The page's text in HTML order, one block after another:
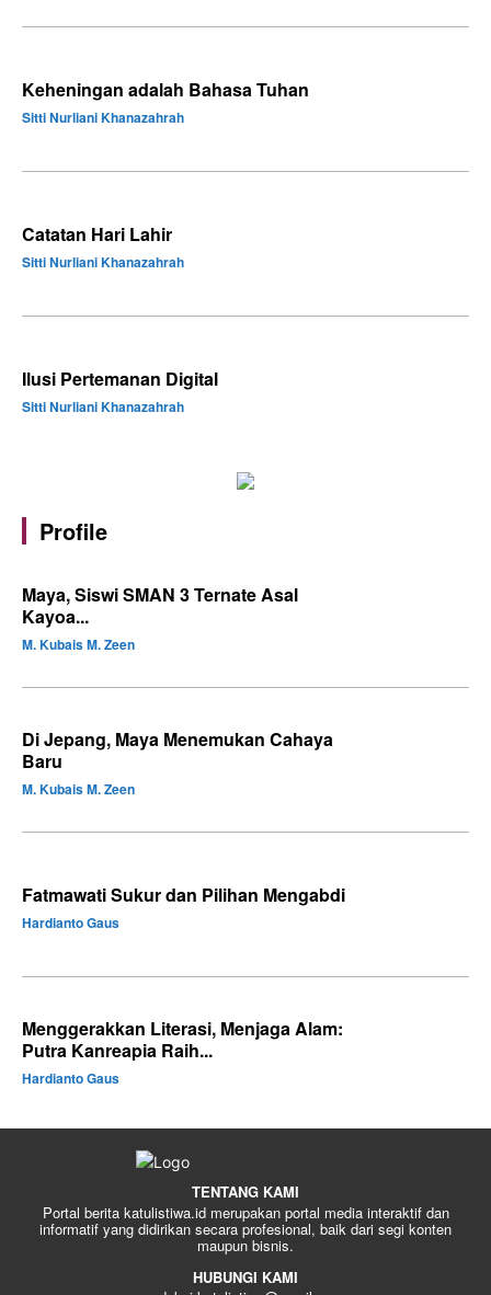
Keheningan adalah Bahasa Tuhan
Sitti Nurliani Khanazahrah
Catatan Hari Lahir
Sitti Nurliani Khanazahrah
Ilusi Pertemanan Digital
Sitti Nurliani Khanazahrah
Profile
Maya, Siswi SMAN 3 Ternate Asal
Kayoa...
M. Kubais M. Zeen
Di Jepang, Maya Menemukan Cahaya
Baru
M. Kubais M. Zeen
Fatmawati Sukur dan Pilihan Mengabdi
Hardianto Gaus
Menggerakkan Literasi, Menjaga Alam:
Putra Kanreapia Raih...
Hardianto Gaus
TENTANG KAMI
Portal berita katulistiwa.id merupakan portal media interaktif dan
informatif yang didirikan secara profesional, baik dari segi konten
maupun bisnis.
HUBUNGI KAMI